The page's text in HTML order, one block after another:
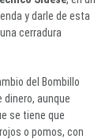
y darle de esta
cerradura
del Bombillo
aunque
se tiene que
o pomos, con